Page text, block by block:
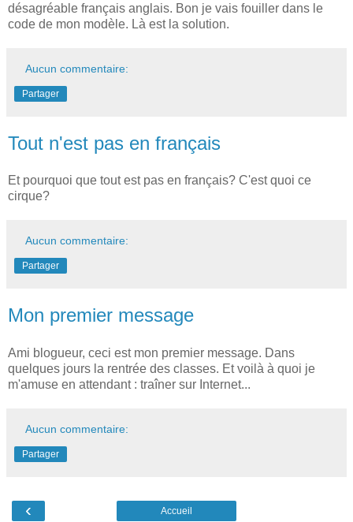
désagréable français anglais. Bon je vais fouiller dans le
code de mon modèle. Là est la solution.
Aucun commentaire:
Partager
Tout n'est pas en français
Et pourquoi que tout est pas en français? C'est quoi ce
cirque?
Aucun commentaire:
Partager
Mon premier message
Ami blogueur, ceci est mon premier message. Dans
quelques jours la rentrée des classes. Et voilà à quoi je
m'amuse en attendant : traîner sur Internet...
Aucun commentaire:
Partager
‹ Accueil